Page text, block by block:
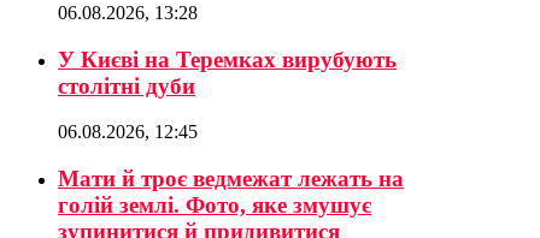
06.08.2026, 13:28
У Києві на Теремках вирубують
столітні дуби
06.08.2026, 12:45
Мати й троє ведмежат лежать на
голій землі. Фото, яке змушує
зупинитися й придивитися